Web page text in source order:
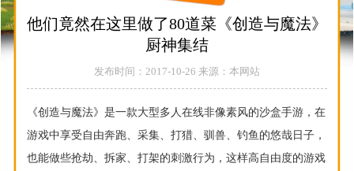
他们竟然在这里做了80道菜《创造与魔法》
厨神集结
发布时间：2017-10-26 来源：本网站
《创造与魔法》是一款大型多人在线非像素风的沙盒手游，在
游戏中享受自由奔跑、采集、打猎、驯兽、钓鱼的悠哉日子，
也能做些抢劫、拆家、打架的刺激行为，这样高自由度的游戏